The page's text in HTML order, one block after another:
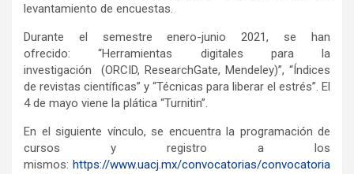
levantamiento de encuestas.
Durante el semestre enero-junio 2021, se han
ofrecido: “Herramientas digitales para la
investigación (ORCID, ResearchGate, Mendeley)”, “Índices
de revistas científicas” y “Técnicas para liberar el estrés”. El
4 de mayo viene la plática “Turnitin”.
En el siguiente vínculo, se encuentra la programación de
cursos y registro a los
mismos: https://www.uacj.mx/convocatorias/convocatoria